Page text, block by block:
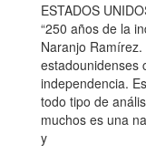
ESTADOS
“250 años de la
Naranjo
estadounidenses
independencia.
todo tipo de
muchos es una
y